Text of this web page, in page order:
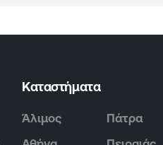
Καταστήματα
Άλιμος
Πάτρα